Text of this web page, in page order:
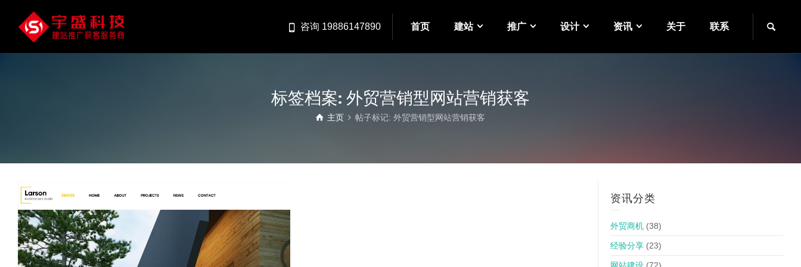
咨询 19886147890 首页 建站 推广 设计 资讯 关于 联系
标签档案: 外贸营销型网站营销获客
主页 帖子标记: 外贸营销型网站营销获客
资讯分类
外贸商机 (38)
经验分享 (23)